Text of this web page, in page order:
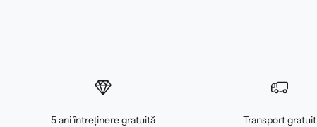
5 ani întreținere gratuită Transport gratuit